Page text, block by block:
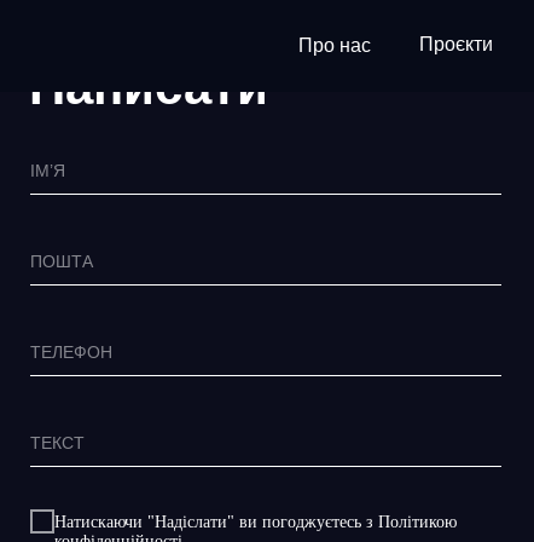
Про нас Проєкти
Написати
ІМ’Я
ПОШТА
ТЕЛЕФОН
ТЕКСТ
Натискаючи "Надiслати" ви погоджуєтесь з Політикою